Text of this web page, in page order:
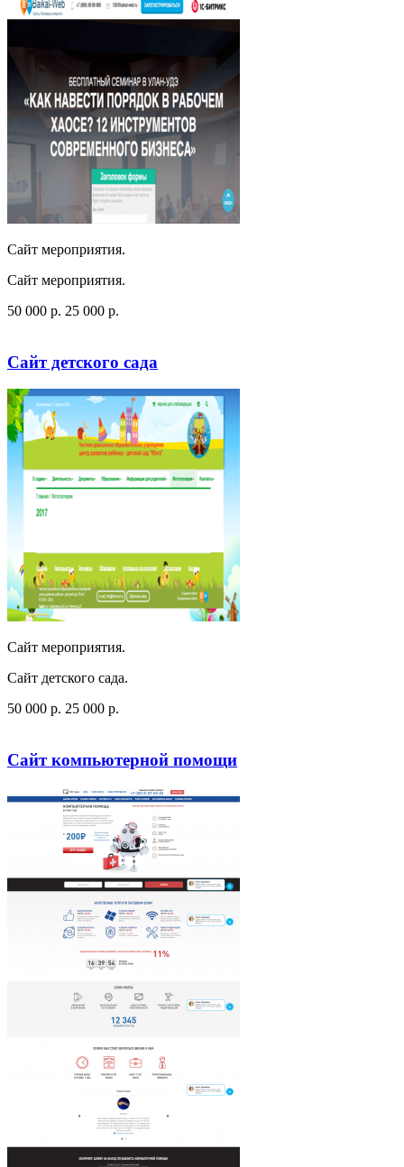
Сайт мероприятия.
Сайт мероприятия.
50 000 p. 25 000 p.
Сайт детского сада
Сайт мероприятия.
Сайт детского сада.
50 000 p. 25 000 p.
Сайт компьютерной помощи